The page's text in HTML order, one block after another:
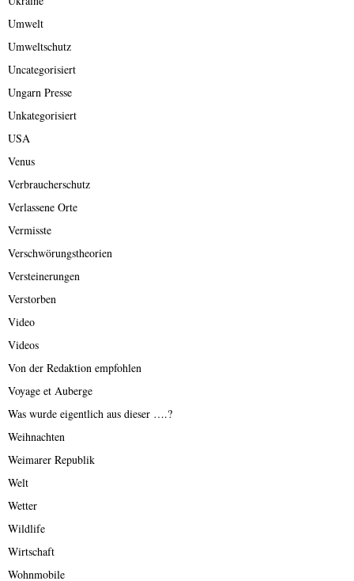
Umwelt
Umweltschutz
Uncategorisiert
Ungarn Presse
Unkategorisiert
USA
Venus
Verbraucherschutz
Verlassene Orte
Vermisste
Verschwörungstheorien
Versteinerungen
Verstorben
Video
Videos
Von der Redaktion empfohlen
Voyage et Auberge
Was wurde eigentlich aus dieser ….?
Weihnachten
Weimarer Republik
Welt
Wetter
Wildlife
Wirtschaft
Wohnmobile